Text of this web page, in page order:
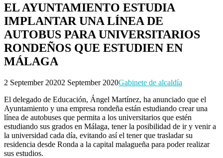
EL AYUNTAMIENTO ESTUDIA
IMPLANTAR UNA LÍNEA DE
AUTOBUS PARA UNIVERSITARIOS
RONDEÑOS QUE ESTUDIEN EN
MÁLAGA
2 September 20202 September 2020Gabinete de alcaldía
El delegado de Educación, Ángel Martínez, ha anunciado que el
Ayuntamiento y una empresa rondeña están estudiando crear una
línea de autobuses que permita a los universitarios que estén
estudiando sus grados en Málaga, tener la posibilidad de ir y venir a
la universidad cada día, evitando así el tener que trasladar su
residencia desde Ronda a la capital malagueña para poder realizar
sus estudios.